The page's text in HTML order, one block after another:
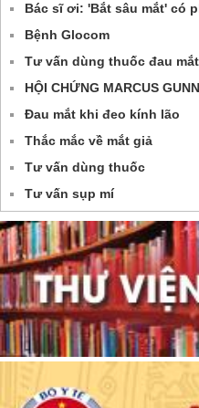
Bác sĩ ơi: 'Bắt sâu mắt' có
Bệnh Glocom
Tư vấn dùng thuốc đau
HỘI CHỨNG MARCUS GUNN
Đau mắt khi đeo kính lão
Thắc mắc về mắt giả
Tư vấn dùng thuốc
Tư vấn sụp mí